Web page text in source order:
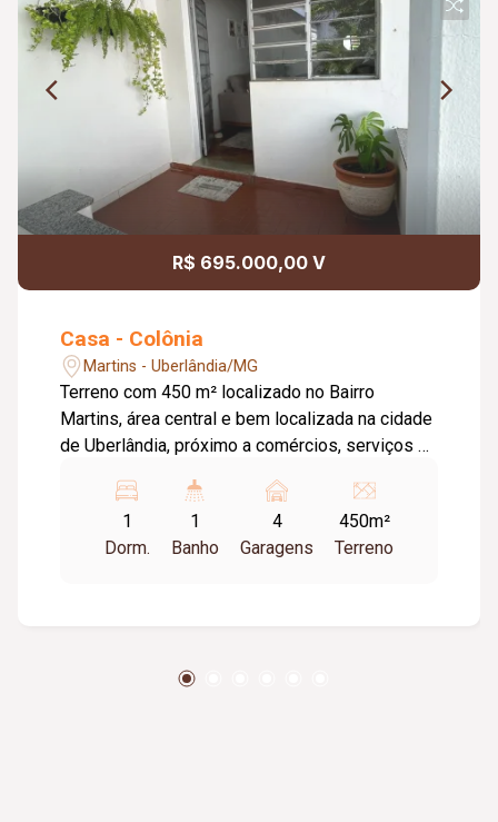
R$ 695.000,00 V
Casa - Colônia
Martins - Uberlândia/MG
Terreno com 450 m² localizado no Bairro
Martins, área central e bem localizada na cidade
de Uberlândia, próximo a comércios, serviços e
banheiros (sendo 01 com acessibilidade);
Grande área externa. Casa 02: 02 quartos; 02
banheiros. Casa 03: 02 quartos; 01 banheiro; 01
1
Dorm.
1
Banho
4
Garagens
450m²
Terreno